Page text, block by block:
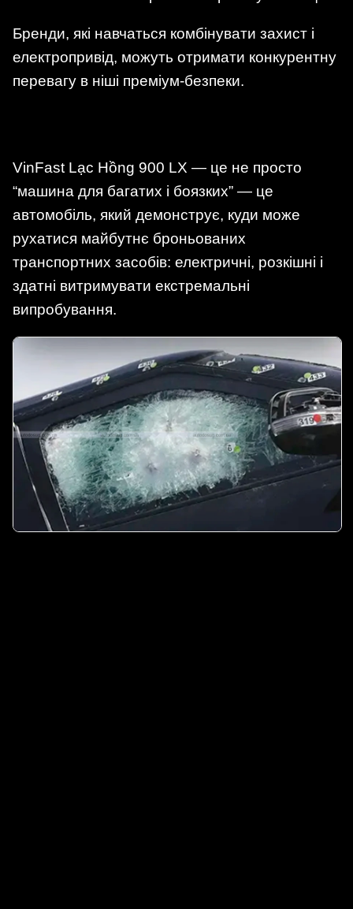
Бренди, які навчаться комбінувати захист і
електропривід, можуть отримати конкурентну
перевагу в ніші преміум-безпеки.
VinFast Lạc Hồng 900 LX — це не просто
“машина для багатих і боязких” — це
автомобіль, який демонструє, куди може
рухатися майбутнє броньованих
транспортних засобів: електричні, розкішні і
здатні витримувати екстремальні
випробування.